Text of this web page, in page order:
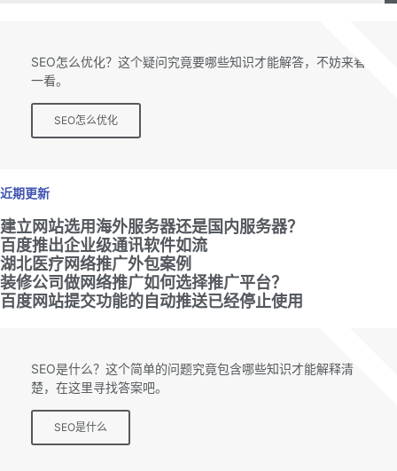
SEO怎么优化？这个疑问究竟要哪些知识才能解答，不妨来看
一看。
SEO怎么优化
SEO专题
近期更新
建立网站选用海外服务器还是国内服务器？
百度推出企业级通讯软件如流
湖北医疗网络推广外包案例
装修公司做网络推广如何选择推广平台？
百度网站提交功能的自动推送已经停止使用
SEO是什么？这个简单的问题究竟包含哪些知识才能解释清
楚，在这里寻找答案吧。
SEO是什么
SEO专题